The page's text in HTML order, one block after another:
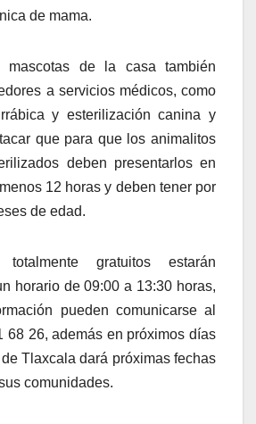
de mama.
mascotas de la casa también
a servicios médicos, como
y esterilización canina y
que para que los animalitos
deben presentarlos en
12 horas y deben tener por
de edad.
gratuitos estarán
horario de 09:00 a 13:30 horas,
pueden comunicarse al
68 26, además en próximos días
Tlaxcala dará próximas fechas
comunidades.